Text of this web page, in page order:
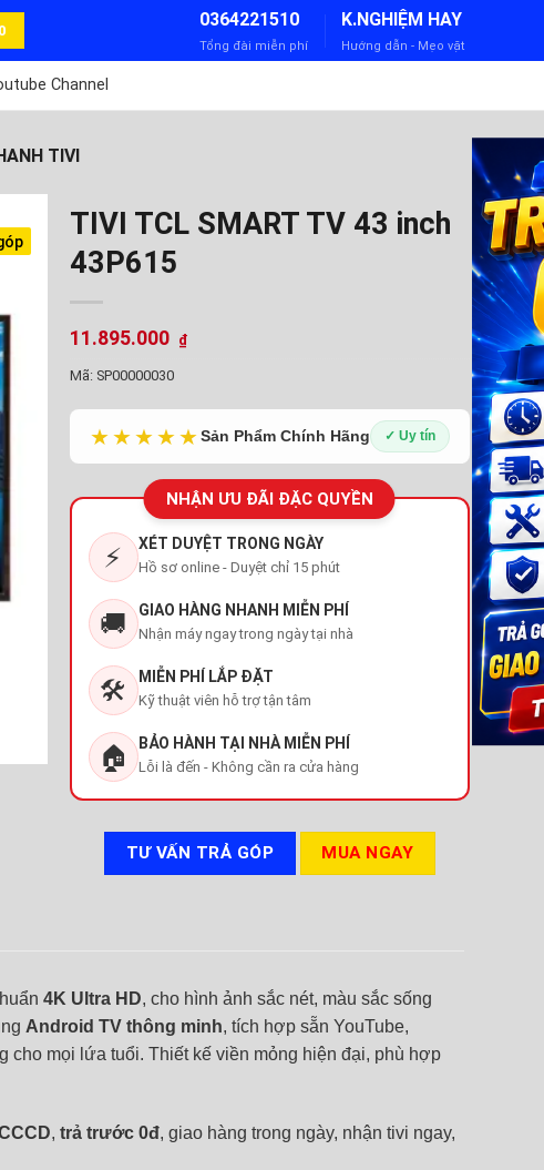
0
0364221510
Tổng đài miễn phí
K.NGHIỆM HAY
Hướng dẫn - Mẹo vặt
Channel
TIVI
TIVI TCL SMART TV 43 inch
43P615
11.895.000 ₫
Mã: SP00000030
★★★★★Sản Phẩm Chính Hãng ✓ Uy tín
NHẬN ƯU ĐÃI ĐẶC QUYỀN
⚡ XÉT DUYỆT TRONG NGÀY
Hồ sơ online - Duyệt chỉ 15 phút
🚚 GIAO HÀNG NHANH MIỄN PHÍ
Nhận máy ngay trong ngày tại nhà
🛠️ MIỄN PHÍ LẮP ĐẶT
Kỹ thuật viên hỗ trợ tận tâm
🏠 BẢO HÀNH TẠI NHÀ MIỄN PHÍ
Lỗi là đến - Không cần ra cửa hàng
TƯ VẤN TRẢ GÓP MUA NGAY
4K Ultra HD, cho hình ảnh sắc nét, màu sắc sống
Android TV thông minh, tích hợp sẵn YouTube,
cho mọi lứa tuổi. Thiết kế viền mỏng hiện đại, phù hợp
, trả trước 0đ, giao hàng trong ngày, nhận tivi ngay,